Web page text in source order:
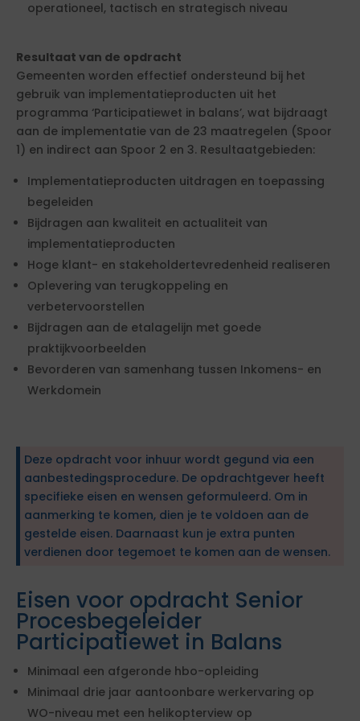
operationeel, tactisch en strategisch niveau
Resultaat van de opdracht
Gemeenten worden effectief ondersteund bij het
gebruik van implementatieproducten uit het
programma ‘Participatiewet in balans’, wat bijdraagt
aan de implementatie van de 23 maatregelen (Spoor
1) en indirect aan Spoor 2 en 3. Resultaatgebieden:
Implementatieproducten uitdragen en toepassing
begeleiden
Bijdragen aan kwaliteit en actualiteit van
implementatieproducten
Hoge klant- en stakeholdertevredenheid realiseren
Oplevering van terugkoppeling en
verbetervoorstellen
Bijdragen aan de etalagelijn met goede
praktijkvoorbeelden
Bevorderen van samenhang tussen Inkomens- en
Werkdomein
Deze opdracht voor inhuur wordt gegund via een
aanbestedingsprocedure. De opdrachtgever heeft
specifieke eisen en wensen geformuleerd. Om in
aanmerking te komen, dien je te voldoen aan de
gestelde eisen. Daarnaast kun je extra punten
verdienen door tegemoet te komen aan de wensen.
Eisen voor opdracht Senior
Procesbegeleider
Participatiewet in Balans
Minimaal een afgeronde hbo-opleiding
Minimaal drie jaar aantoonbare werkervaring op
WO-niveau met een helikopterview op